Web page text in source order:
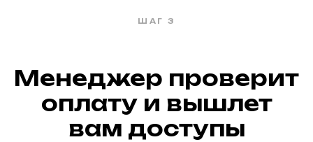
ШАГ 3
Менеджер проверит
оплату и вышлет
вам доступы